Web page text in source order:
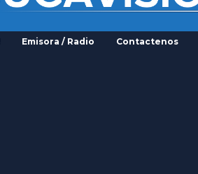
Emisora / Radio Contactenos